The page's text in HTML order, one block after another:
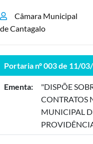
Câmara Municipal
de Cantagalo
Portaria nº 003 de 11/
Ementa:
"DISPÕE
CONTRATOS
MUNICIPAL